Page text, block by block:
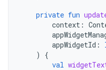
private fun
context :
appWidgetId :
)
{
val